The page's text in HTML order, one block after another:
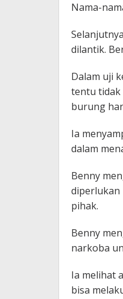
Nama-
dilantik.
Dalam uji
tentu tidak
burung
Ia
dalam
Benny
diperlukan
pihak.
Benny
narkoba
Ia melihat
bisa